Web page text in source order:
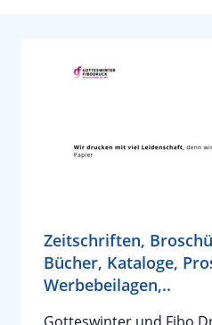
Zeitschriften,
Bücher, Kataloge,
Werbebeilagen,..